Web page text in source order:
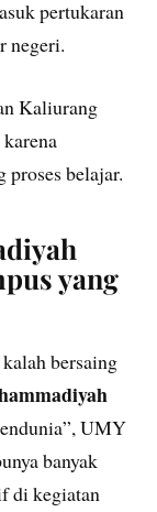
pertukaran
negeri.
Kaliurang
proses belajar.
yang
bersaing
UMY
banyak
di kegiatan